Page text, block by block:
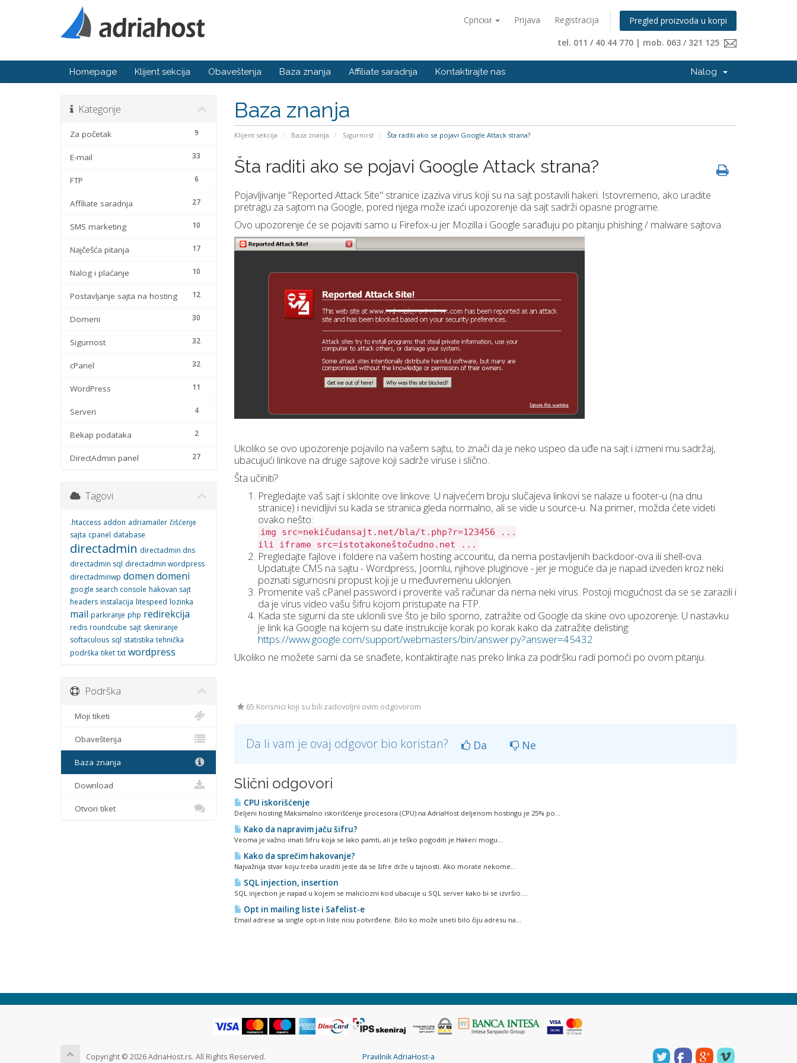
Српски Prijava Registracija
Pregled proizvoda u korpi
tel. 011 / 40 44 770 | mob. 063 / 321 125
Homepage Klijent sekcija Obaveštenja Baza znanja Affiliate saradnja Kontaktirajte nas Nalog
Baza znanja
Klijent sekcija Baza znanja Sigurnost Šta raditi ako se pojavi Google Attack strana?
Kategorije
9
Za početak
33
E-mail
6
FTP
27
Affiliate saradnja
10
SMS marketing
17
Najčešća pitanja
10
Nalog i plaćanje
12
Postavljanje sajta na hosting
30
Domeni
32
Sigurnost
32
cPanel
11
WordPress
4
Serveri
2
Bekap podataka
27
DirectAdmin panel
Šta raditi ako se pojavi Google Attack strana?
Pojavljivanje "Reported Attack Site" stranice izaziva virus koji su na sajt postavili hakeri. Istovremeno, ako uradite
pretragu za sajtom na Google, pored njega može izaći upozorenje da sajt sadrži opasne programe.
Ovo upozorenje će se pojaviti samo u Firefox-u jer Mozilla i Google sarađuju po pitanju phishing / malware sajtova.
Ukoliko se ovo upozorenje pojavilo na vašem sajtu, to znači da je neko uspeo da uđe na sajt i izmeni mu sadržaj,
ubacujući linkove na druge sajtove koji sadrže viruse i slično.
Šta učiniti?
Pregledajte vaš sajt i sklonite ove linkove. U najvećem broju slučajeva linkovi se nalaze u footer-u (na dnu
stranice) i nevidljivi su kada se stranica gleda normalno, ali se vide u source-u. Na primer, možda ćete videti
ovako nešto:
img src=nekičudansajt.net/bla/t.php?r=123456 ...
ili iframe src=istotakoneštočudno.net ...
Pregledajte fajlove i foldere na vašem hosting accountu, da nema postavljenih backdoor-ova ili shell-ova.
Updatujte CMS na sajtu - Wordpress, Joomlu, njihove pluginove - jer je moguće da je napad izveden kroz neki
poznati sigurnosni propust koji je u međuvremenu uklonjen.
Promenite vaš cPanel password i proverite vaš računar da nema neki virus. Postoji mogućnost da se se zarazili i
da je virus video vašu šifru kojom pristupate na FTP.
Kada ste sigurni da ste uklonili sve što je bilo sporno, zatražite od Google da skine ovo upozorenje. U nastavku
je link ka Google na kojem su date instrukcije korak po korak kako da zatražite delisting:
https://www.google.com/support/webmasters/bin/answer.py?answer=45432
Ukoliko ne možete sami da se snađete, kontaktirajte nas preko linka za podršku radi pomoći po ovom pitanju.
65 Korisnici koji su bili zadovoljni ovim odgovorom
Da li vam je ovaj odgovor bio koristan? Da Ne
Slični odgovori
CPU iskorišćenje
Deljeni hosting Maksimalno iskorišćenje procesora (CPU) na AdriaHost deljenom hostingu je 25% po...
Kako da napravim jaču šifru?
Veoma je važno imati šifru koja se lako pamti, ali je teško pogoditi je.Hakeri mogu...
Kako da sprečim hakovanje?
Najvažnija stvar koju treba uraditi jeste da se šifre drže u tajnosti. Ako morate nekome...
SQL injection, insertion
SQL injection je napad u kojem se maliciozni kod ubacuje u SQL server kako bi se izvršio....
Opt in mailing liste i Safelist-e
Email adrese sa single opt-in liste nisu potvrđene. Bilo ko može uneti bilo čiju adresu na...
Tagovi
.htaccess addon adriamailer čišćenje
sajta cpanel database
directadmin directadmin dns
directadmin sql directadmin wordpress
directadminwp domen domeni
google search console hakovan sajt
headers instalacija litespeed lozinka
mail parkiranje php redirekcija
redis roundcube sajt skeniranje
softaculous sql statistika tehnička
podrška tiket txt wordpress
Podrška
Moji tiketi
Obaveštenja
Baza znanja
Download
Otvori tiket
Copyright © 2026 AdriaHost.rs. All Rights Reserved. Pravilnik AdriaHost-a